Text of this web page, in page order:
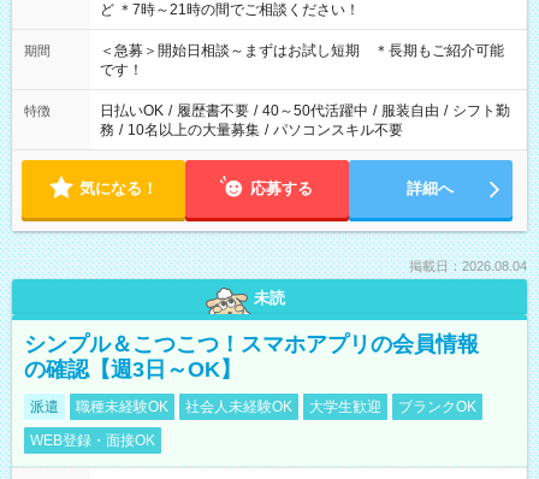
ど ＊7時～21時の間でご相談ください！
期間
＜急募＞開始日相談～まずはお試し短期 ＊長期もご紹介可能
です！
特徴 日払いOK / 履歴書不要 / 40～50代活躍中 / 服装自由 / シフト勤
務 / 10名以上の大量募集 / パソコンスキル不要
気になる！ 応募する 詳細へ
掲載日：2026.08.04
未読
シンプル＆こつこつ！スマホアプリの会員情報
の確認【週3日～OK】
派遣 職種未経験OK 社会人未経験OK 大学生歓迎
ブランクOK
WEB登録・面接OK